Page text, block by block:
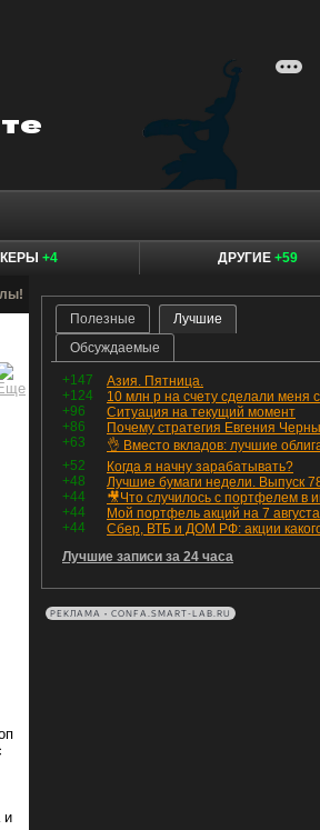
+4 ДРУГИЕ +59
и
Полезные
Лучшие
Обсуждаемые
+147
Азия. Пятница.
+124
+96
Ситуация на текущий момент
+86
+63
+52
Когда я начну зарабатывать?
+48
+44
+44
+44
Лучшие записи за 24 часа
РЕКЛАМА • CONFA.SMART-LAB.RU